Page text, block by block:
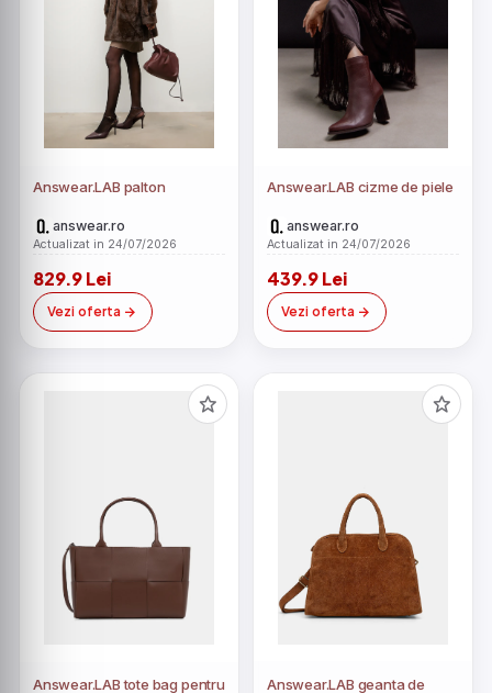
Answear.LAB palton
answear.ro
Actualizat in 24/07/2026
829.9 Lei
Vezi oferta
Answear.LAB cizme de piele
answear.ro
Actualizat in 24/07/2026
439.9 Lei
Vezi oferta
Answear.LAB tote bag pentru Answear.LAB geanta de